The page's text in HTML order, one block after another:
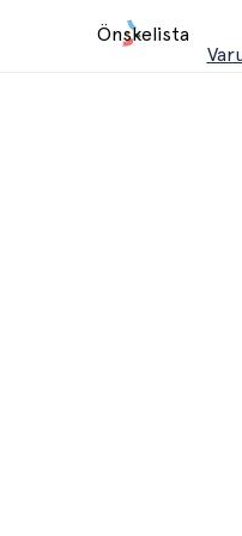
Önskelista